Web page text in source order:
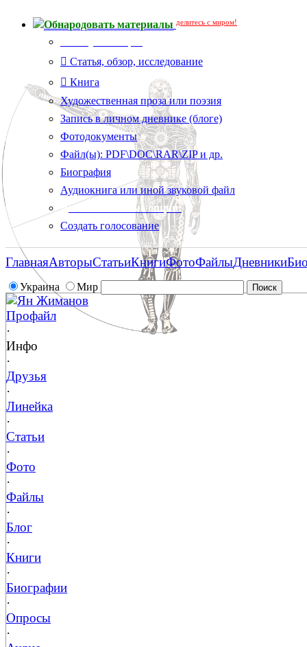
Обнародовать материалы делитесь с миром!
Статья, обзор, исследование
Книга
Художественная проза или поэзия
Запись в личном дневнике (блоге)
Фотодокументы
Файл(ы): PDF\DOC\RAR\ZIP и др.
Биография
Аудиокнига или иной звуковой файл
Дополнительные опции:
Создать голосование
Украина Мир
ГлавнаяАвторыСтатьиКнигиФотоФайлыДневники
Ян Жиманов
Профайл
·
Инфо
·
Друзья
·
Линейка
·
Статьи
·
Фото
·
Файлы
·
Блог
·
Книги
·
Биографии
·
Опросы
·